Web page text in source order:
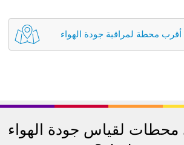
أقرب محطة لمراقبة جودة الهواء
لقياس جودة الهواء